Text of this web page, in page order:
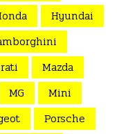
Hyundai
Mazda
MG
Mini
Porsche